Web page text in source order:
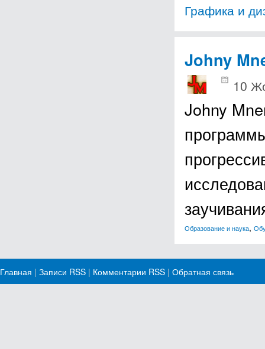
Графика и
Johny
10
Johny
Образование и наука,
Главная | Записи RSS | Комментарии RSS | Обратная связь